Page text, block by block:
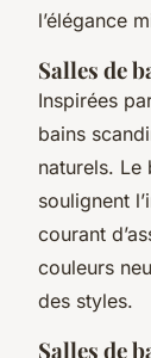
l’élégance
Salles de
Inspirées
bains
naturels. Le
soulignent
courant
couleurs
des styles.
Salles de